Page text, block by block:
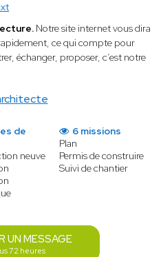
Notre site internet vous dira
ce qui compte pour
échanger, proposer, c’est notre
de
neuve
6 missions
Plan
Permis de construire
Suivi de chantier
UN MESSAGE
72 heures